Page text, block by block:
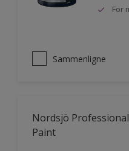
For
Sammenligne
Nordsjö
Paint